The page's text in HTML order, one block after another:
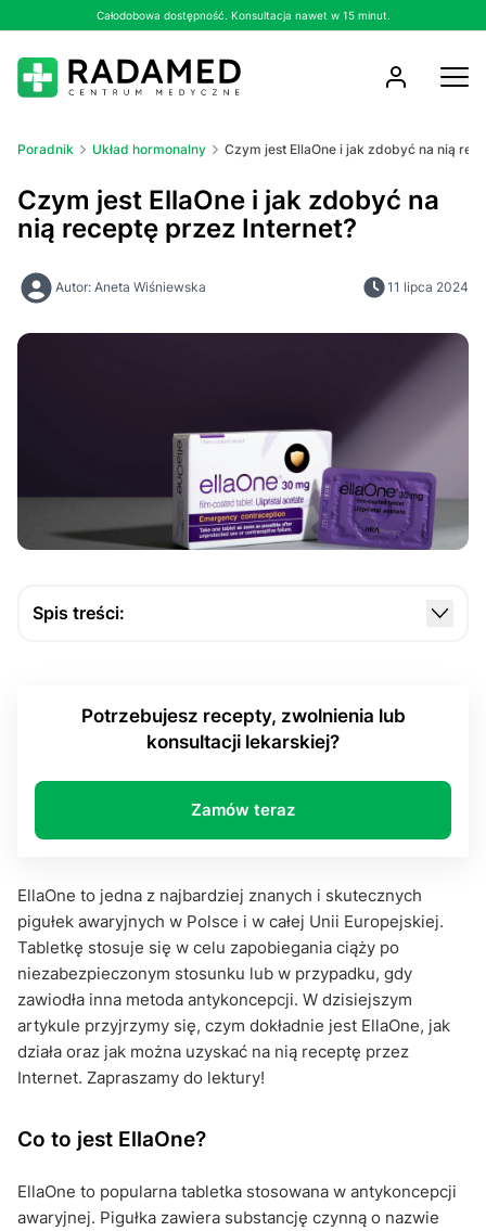
Całodobowa dostępność. Konsultacja nawet w 15 minut.
Poradnik Układ hormonalny Czym jest EllaOne i jak zdobyć na nią
Czym jest EllaOne i jak zdobyć na
nią receptę przez Internet?
Autor: Aneta Wiśniewska 11 lipca 2024
Spis treści:
Jak zrealizować receptę w aptece?
Potrzebujesz recepty, zwolnienia lub
konsultacji lekarskiej?
Zamów teraz
EllaOne to jedna z najbardziej znanych i skutecznych
pigułek awaryjnych w Polsce i w całej Unii Europejskiej.
Tabletkę stosuje się w celu zapobiegania ciąży po
niezabezpieczonym stosunku lub w przypadku, gdy
zawiodła inna metoda antykoncepcji. W dzisiejszym
artykule przyjrzymy się, czym dokładnie jest EllaOne, jak
działa oraz jak można uzyskać na nią receptę przez
Internet. Zapraszamy do lektury!
Co to jest EllaOne?
EllaOne to popularna tabletka stosowana w antykoncepcji
awaryjnej. Pigułka zawiera substancję czynną o nazwie